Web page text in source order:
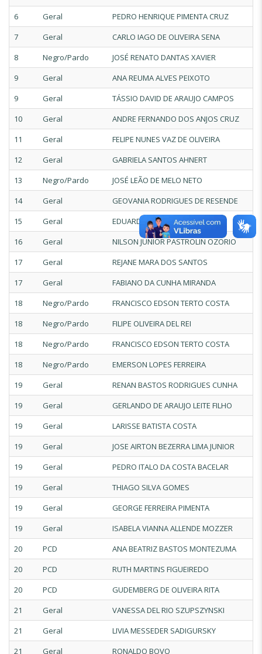
6
Geral
PEDRO HENRIQUE PIMENTA CRUZ
7
Geral
CARLO IAGO DE OLIVEIRA SENA
8
Negro/Pardo
JOSÉ RENATO DANTAS XAVIER
9
Geral
ANA REUMA ALVES PEIXOTO
9
Geral
TÁSSIO DAVID DE ARAUJO CAMPOS
10
Geral
ANDRE FERNANDO DOS ANJOS CRUZ
11
Geral
FELIPE NUNES VAZ DE OLIVEIRA
12
Geral
GABRIELA SANTOS AHNERT
13
Negro/Pardo
JOSÉ LEÃO DE MELO NETO
14
Geral
GEOVANIA RODRIGUES DE RESENDE
15
Geral
EDUARDO LOPES DE FARIA
16
Geral
NILSON JUNIOR PASTROLIN OZORIO
17
Geral
REJANE MARA DOS SANTOS
17
Geral
FABIANO DA CUNHA MIRANDA
18
Negro/Pardo
FRANCISCO EDSON TERTO COSTA
18
Negro/Pardo
FILIPE OLIVEIRA DEL REI
18
Negro/Pardo
FRANCISCO EDSON TERTO COSTA
18
Negro/Pardo
EMERSON LOPES FERREIRA
19
Geral
RENAN BASTOS RODRIGUES CUNHA
19
Geral
GERLANDO DE ARAUJO LEITE FILHO
19
Geral
LARISSE BATISTA COSTA
19
Geral
JOSE AIRTON BEZERRA LIMA JUNIOR
19
Geral
PEDRO ITALO DA COSTA BACELAR
19
Geral
THIAGO SILVA GOMES
19
Geral
GEORGE FERREIRA PIMENTA
19
Geral
ISABELA VIANNA ALLENDE MOZZER
20
PCD
ANA BEATRIZ BASTOS MONTEZUMA
20
PCD
RUTH MARTINS FIGUEIREDO
20
PCD
GUDEMBERG DE OLIVEIRA RITA
21
Geral
VANESSA DEL RIO SZUPSZYNSKI
21
Geral
LIVIA MESSEDER SADIGURSKY
21
Geral RONALDO BOVO